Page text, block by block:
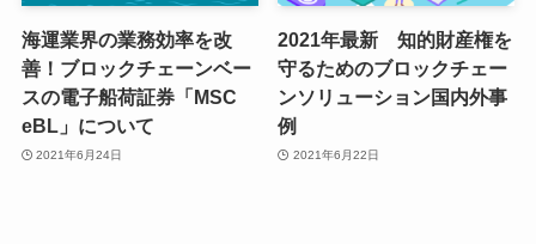
海運業界の業務効率を改
善！ブロックチェーンベー
スの電子船荷証券「MSC
eBL」について
2021年6月24日
2021年最新 知的財産権を
守るためのブロックチェー
ンソリューション国内外事
例
2021年6月22日